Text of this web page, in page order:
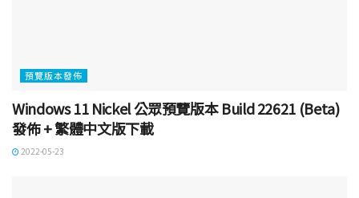
預覽版本發佈
Windows 11 Nickel 公眾預覽版本 Build 22621 (Beta)
發佈 + 繁體中文版下載
2022-05-23